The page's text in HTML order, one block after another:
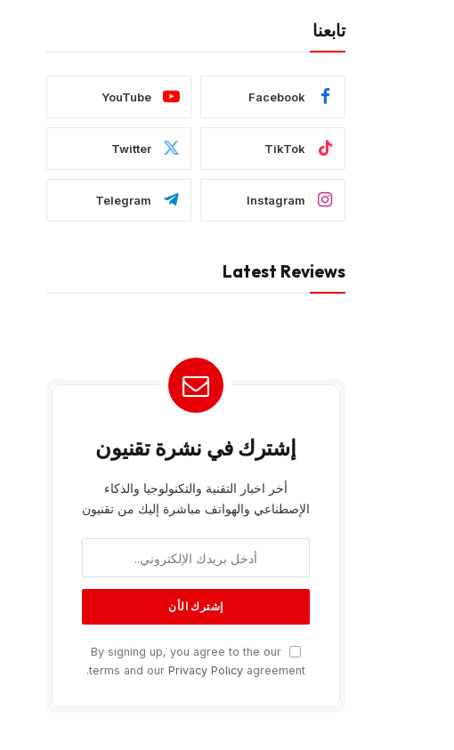
تابعنا
Facebook
YouTube
TikTok
Twitter
Instagram
Telegram
Latest Reviews
إشترك في نشرة تقنيون
أخر اخبار التقنية والتكنولوجيا والذكاء
الإصطناعي والهواتف مباشرة إليك من تقنيون
By signing up, you agree to the our
terms and our Privacy Policy agreement.